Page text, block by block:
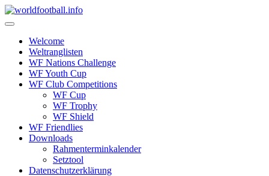
Skip
to
Welcome
Weltranglisten
WF Nations Challenge
WF Youth Cup
WF Club Competitions
WF Cup
WF Trophy
WF Shield
WF Friendlies
Downloads
Rahmenterminkalender
Setztool
Datenschutzerklärung